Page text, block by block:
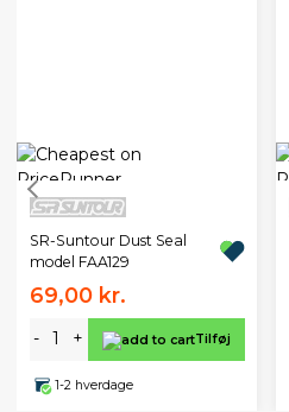
SR-Suntour Dust Seal
model FAA129
69,00 kr.
- + Tilføj
1-2 hverdage